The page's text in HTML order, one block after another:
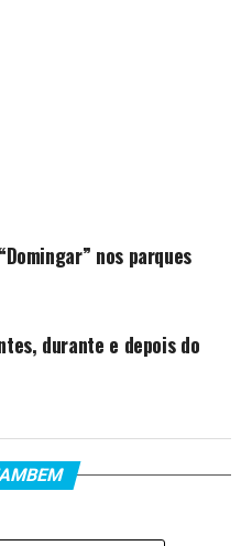
nos parques
durante e depois do